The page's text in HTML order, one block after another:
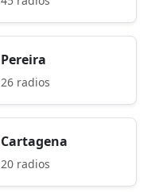
Pereira
26 radios
Cartagena
20 radios